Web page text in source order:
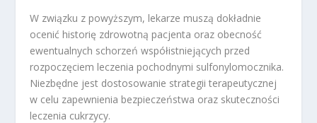
W związku z powyższym, lekarze muszą dokładnie
ocenić historię zdrowotną pacjenta oraz obecność
ewentualnych schorzeń współistniejących przed
rozpoczęciem leczenia pochodnymi sulfonylomocznika.
Niezbędne jest dostosowanie strategii terapeutycznej
w celu zapewnienia bezpieczeństwa oraz skuteczności
leczenia cukrzycy.